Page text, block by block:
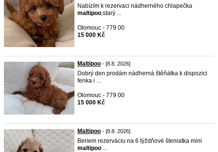
Nabízím k rezervaci nádherného chlapečka
maltipoo,starý ...
Olomouc - 779 00
15 000 Kč
Maltipoo - [8.8. 2026]
Dobrý den prodám nádherná štěňátka k dispozici
fenka i ...
Olomouc - 779 00
15 000 Kč
Maltipoo - [8.8. 2026]
Beriem rezerváciu na 6 týždňové šteniatka mini
maltipoo ...